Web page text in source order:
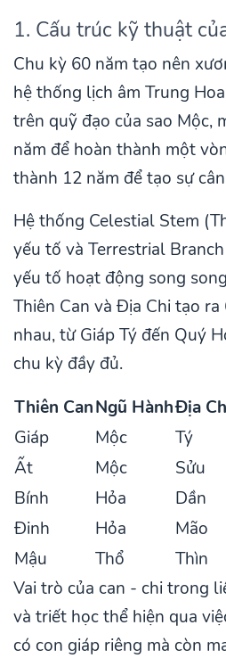
1. Cấu trúc kỹ thuật
Chu kỳ 60 năm tạo nên
hệ thống lịch âm Trung
trên quỹ đạo của sao Mộc,
năm để hoàn thành một
thành 12 năm để tạo sự
Hệ thống Celestial Stem
yếu tố và Terrestrial
yếu tố hoạt động song
Thiên Can và Địa Chi tạo
nhau, từ Giáp Tý đến Quý
chu kỳ đầy đủ.
Thiên CanNgũ HànhĐịa
Giáp
Mộc Tý
Ất
Mộc Sửu
Bính
Hỏa Dần
Đinh
Hỏa Mão
Mậu
Thổ Thìn
Vai trò của can - chi trong
và triết học thể hiện qua
có con giáp riêng mà còn